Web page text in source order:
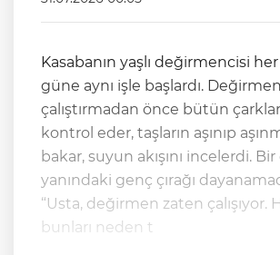
Kasabanın yaşlı değirmencisi
güne aynı işle başlardı.
çalıştırmadan önce bütün
kontrol eder, taşların aşınıp
bakar, suyun akışını incelerdi. Bir gün
yanındaki genç çırağı
“Usta, değirmen zaten çalışıyor.
bunları neden t